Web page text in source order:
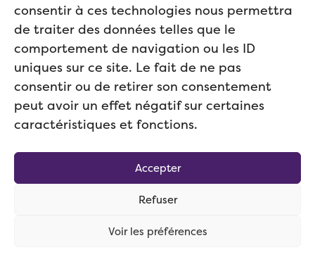
consentir à ces technologies nous permettra
de traiter des données telles que le
comportement de navigation ou les ID
uniques sur ce site. Le fait de ne pas
consentir ou de retirer son consentement
peut avoir un effet négatif sur certaines
caractéristiques et fonctions.
Accepter
Refuser
Voir les préférences
–
Charte graphique
développement par